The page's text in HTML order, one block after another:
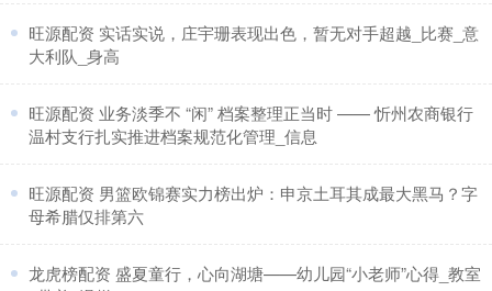
​旺源配资 实话实说，庄宇珊表现出色，暂无对手超越_比赛_意
大利队_身高
​旺源配资 业务淡季不 “闲” 档案整理正当时 —— 忻州农商银行
温村支行扎实推进档案规范化管理_信息
​旺源配资 男篮欧锦赛实力榜出炉：申京土耳其成最大黑马？字
母希腊仅排第六
​龙虎榜配资 盛夏童行，心向湖塘——幼儿园“小老师”心得_教室